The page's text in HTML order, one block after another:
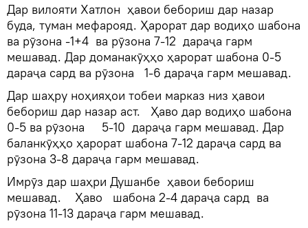
Дар вилояти Хатлон ҳавои бебориш дар назар
буда, туман мефарояд. Ҳарорат дар водиҳо шабона
ва рӯзона -1+4 ва рӯзона 7-12 дараҷа гарм
мешавад. Дар доманакӯҳҳо ҳарорат шабона 0-5
дараҷа сард ва рӯзона 1-6 дараҷа гарм мешавад.
Дар шаҳру ноҳияҳои тобеи марказ низ ҳавои
бебориш дар назар аст. Ҳаво дар водиҳо шабона
0-5 ва рӯзона 5-10 дараҷа гарм мешавад. Дар
баланкӯҳҳо ҳарорат шабона 7-12 дараҷа сард ва
рӯзона 3-8 дараҷа гарм мешавад.
Имрӯз дар шаҳри Душанбе ҳавои бебориш
мешавад. Ҳаво шабона 2-4 дараҷа сард ва
рӯзона 11-13 дараҷа гарм мешавад.